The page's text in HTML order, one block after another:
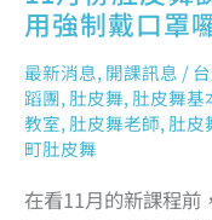
用強制戴口罩
最新消息, 開課訊息 /
蹈團, 肚皮舞, 肚皮舞基
教室, 肚皮舞老師, 肚皮
町肚皮舞
在看11月的新課程前